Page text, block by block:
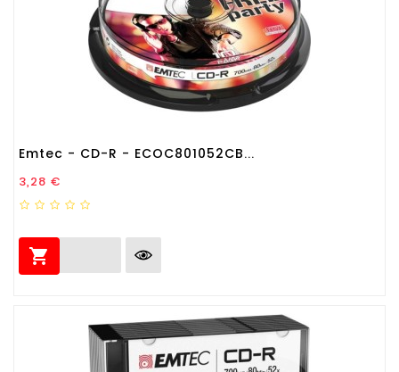
Emtec - CD-R - ECOC801052CB...
Prezzo
3,28 €
